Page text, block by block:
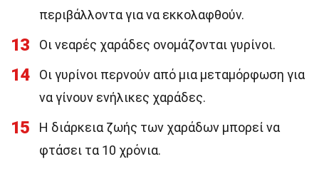
περιβάλλοντα για να εκκολαφθούν.
13 Οι νεαρές χαράδες ονομάζονται γυρίνοι.
14
Οι γυρίνοι περνούν από μια μεταμόρφωση για
να γίνουν ενήλικες χαράδες.
15
Η διάρκεια ζωής των χαράδων μπορεί να
φτάσει τα 10 χρόνια.